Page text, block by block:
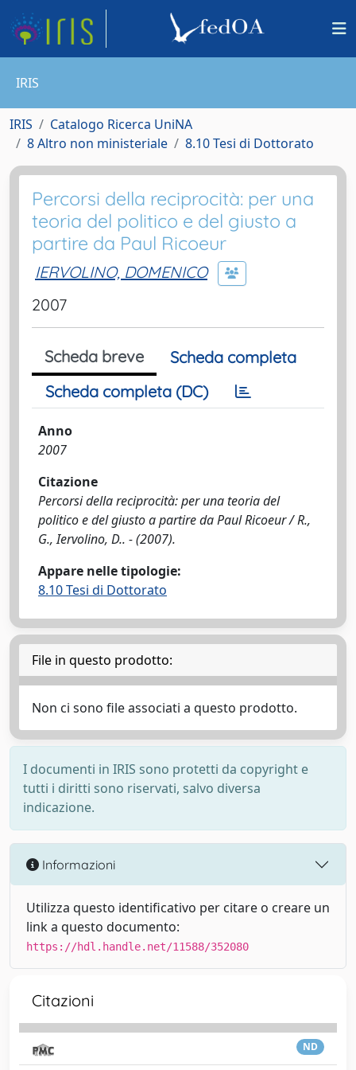
IRIS
IRIS
Catalogo Ricerca UniNA
8 Altro non ministeriale
8.10 Tesi di Dottorato
Percorsi della reciprocità: per una
teoria del politico e del giusto a
partire da Paul Ricoeur
IERVOLINO, DOMENICO
2007
Scheda breve
Scheda completa
Scheda completa (DC)
Anno
2007
Citazione
Percorsi della reciprocità: per una teoria del
politico e del giusto a partire da Paul Ricoeur / R.,
G., Iervolino, D.. - (2007).
Appare nelle tipologie:
8.10 Tesi di Dottorato
File in questo prodotto:
Non ci sono file associati a questo prodotto.
I documenti in IRIS sono protetti da copyright e
tutti i diritti sono riservati, salvo diversa
indicazione.
Informazioni
Utilizza questo identificativo per citare o creare un
link a questo documento:
https://hdl.handle.net/11588/352080
Citazioni
ND